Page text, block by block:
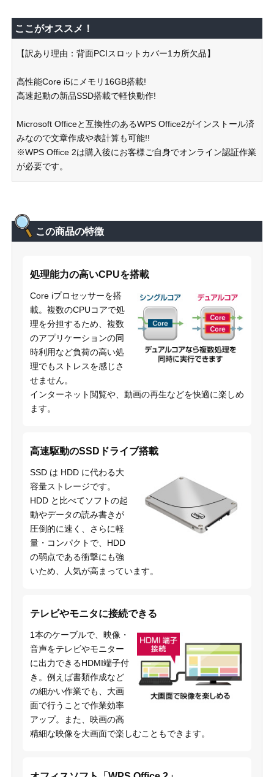
ここがオススメ！
【訳あり理由：背面PCIスロットカバー1カ所欠品】
高性能Core i5にメモリ16GB搭載!
高速起動の新品SSD搭載で軽快動作!
Microsoft Officeと互換性のあるWPS Office2がインストール済
みなので文章作成や表計算も可能!!
※WPS Office 2は購入後にお客様ご自身でオンライン認証作業
が必要です。
この商品の特徴
処理能力の高いCPUを搭載
Core iプロセッサーを搭
載。複数のCPUコアで処
理を分担するため、複数
のアプリケーションの同
時利用など負荷の高い処
理でもストレスを感じさ
せません。
インターネット閲覧や、動画の再生などを快適に楽しめ
ます。
高速駆動のSSDドライブ搭載
SSD は HDD に代わる大
容量ストレージです。
HDD と比べてソフトの起
動やデータの読み書きが
圧倒的に速く、さらに軽
量・コンパクトで、HDD
の弱点である衝撃にも強
いため、人気が高まっています。
テレビやモニタに接続できる
1本のケーブルで、映像・
音声をテレビやモニター
に出力できるHDMI端子付
き。例えば書類作成など
の細かい作業でも、大画
面で行うことで作業効率
アップ。また、映画の高
精細な映像を大画面で楽しむこともできます。